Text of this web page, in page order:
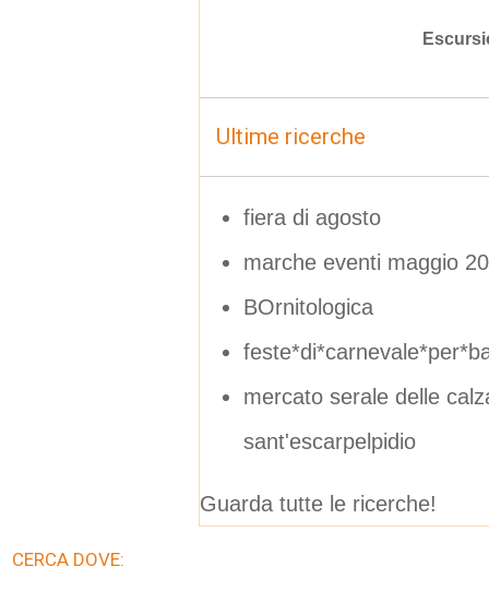
Ultime ricerche
fiera di agosto
marche eventi maggio
BOrnitologica
mercato serale delle
sant'escarpelpidio
Guarda tutte le ricerche!
CERCA DOVE: